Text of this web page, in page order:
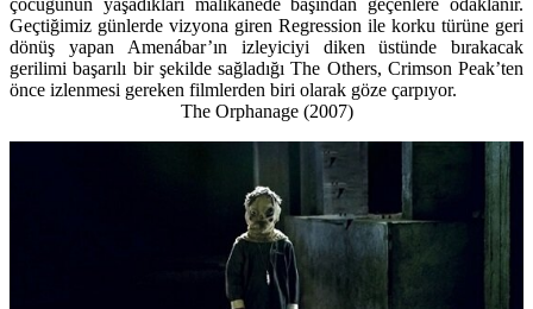
çocuğunun yaşadıkları malikânede başından geçenlere odaklanır.
Geçtiğimiz günlerde vizyona giren Regression ile korku türüne geri
dönüş yapan Amenábar’ın izleyiciyi diken üstünde bırakacak
gerilimi başarılı bir şekilde sağladığı The Others, Crimson Peak’ten
önce izlenmesi gereken filmlerden biri olarak göze çarpıyor.
The Orphanage (2007)